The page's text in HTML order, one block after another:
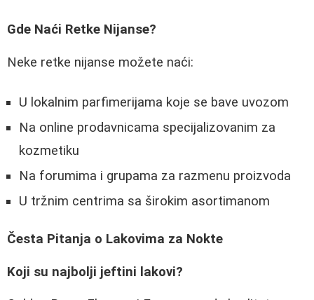
Gde Naći Retke Nijanse?
Neke retke nijanse možete naći:
U lokalnim parfimerijama koje se bave uvozom
Na online prodavnicama specijalizovanim za
kozmetiku
Na forumima i grupama za razmenu proizvoda
U tržnim centrima sa širokim asortimanom
Česta Pitanja o Lakovima za Nokte
Koji su najbolji jeftini lakovi?